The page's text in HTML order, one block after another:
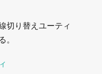
切り替えユーティ